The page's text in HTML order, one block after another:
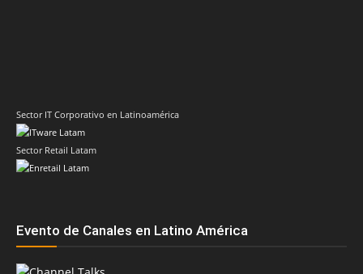
Sector IT Corporativo en Latinoamérica
Sector Retail Latam
Evento de Canales en Latino América